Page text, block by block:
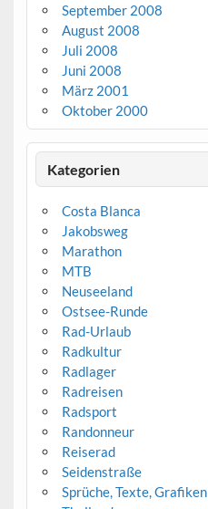
September 2008
August 2008
Juli 2008
Juni 2008
März 2001
Oktober 2000
Kategorien
Costa Blanca
Jakobsweg
Marathon
MTB
Neuseeland
Ostsee-Runde
Rad-Urlaub
Radkultur
Radlager
Radreisen
Radsport
Randonneur
Reiserad
Seidenstraße
Sprüche, Texte, Grafiken